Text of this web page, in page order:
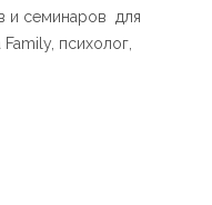
и семинаров для
психолог,